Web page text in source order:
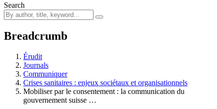
Search
Breadcrumb
Érudit
Journals
Communiquer
Crises sanitaires : enjeux sociétaux et organisationnels
Mobiliser par le consentement : la communication du
gouvernement suisse …